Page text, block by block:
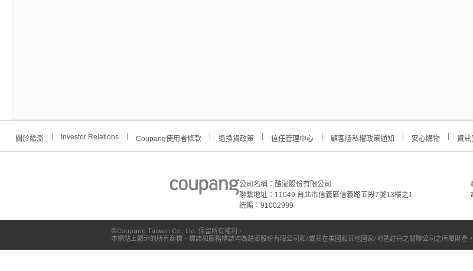
關於酷澎 Investor Relations Coupang使用者條款 退換貨政策 信任管理中心 顧客隱私權政策通知 安心購物 資訊
公司名稱：酷澎股份有限公司
聯繫地址：11049 台北市信義區信義路五段7號13樓之1
統編：91002999
©Coupang Taiwan Co., Ltd. 保留所有權利。
本網站上顯示的所有商標、標誌和服務標誌均為酷澎股份有限公司和/或其在美國和其他國家/地區註冊之關聯公司之所屬財產。